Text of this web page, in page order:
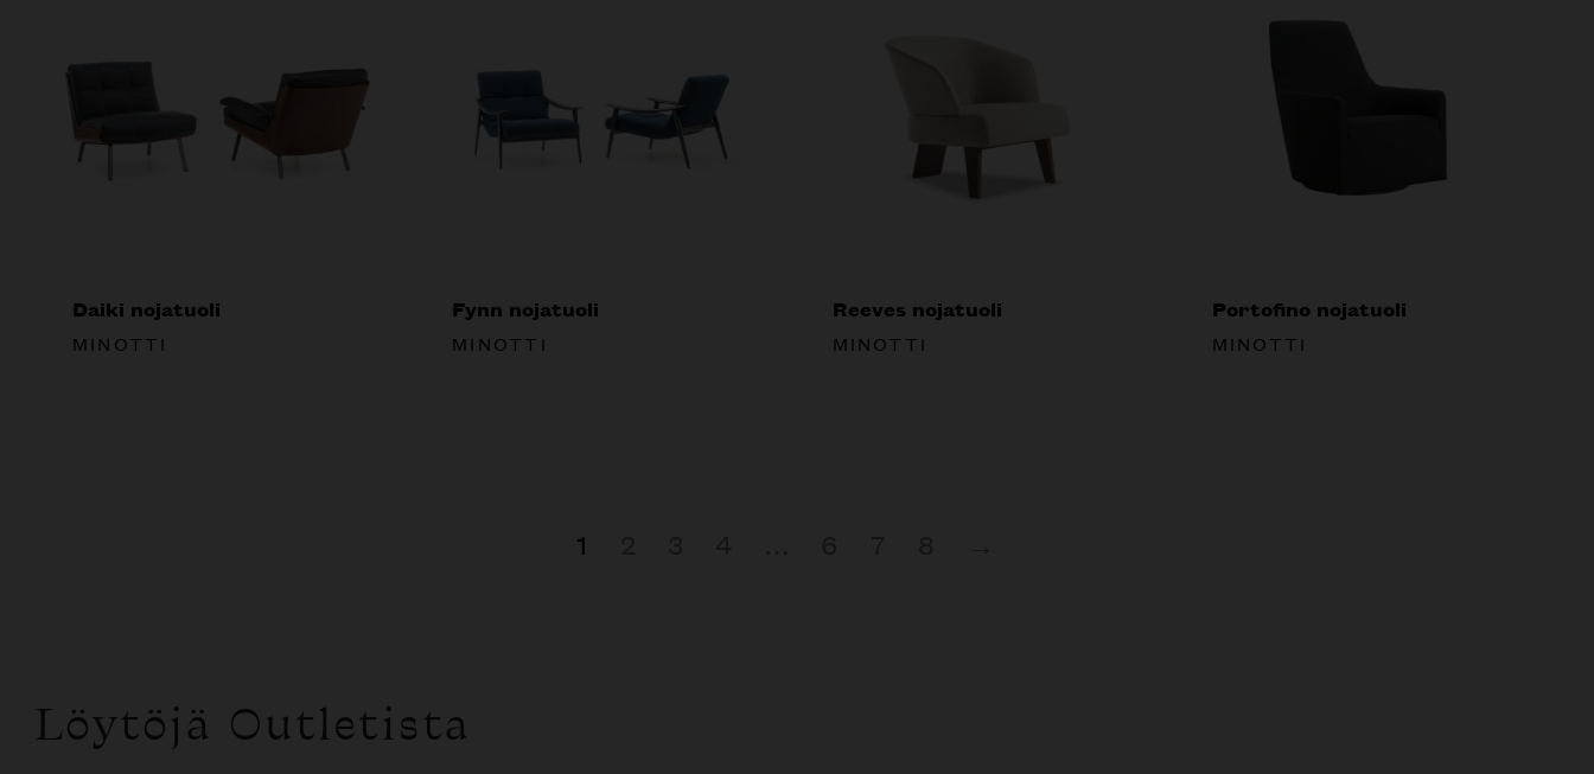
Daiki nojatuoli
MINOTTI
Fynn nojatuoli
MINOTTI
Reeves nojatuoli
MINOTTI
Portofino nojatuoli
MINOTTI
1
Löytöjä Outletista